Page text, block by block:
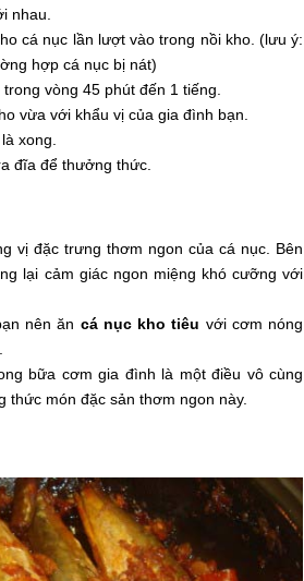
nhau.
cá nục lần lượt vào trong nồi kho. (lưu ý:
hợp cá nục bị nát)
vòng 45 phút đến 1 tiếng.
vừa với khẩu vị của gia đình bạn.
xong.
đĩa để thưởng thức.
vị đặc trưng thơm ngon của cá nục. Bên
lại cảm giác ngon miệng khó cưỡng với
nên ăn cá nục kho tiêu với cơm nóng
bữa cơm gia đình là một điều vô cùng
thức món đặc sản thơm ngon này.